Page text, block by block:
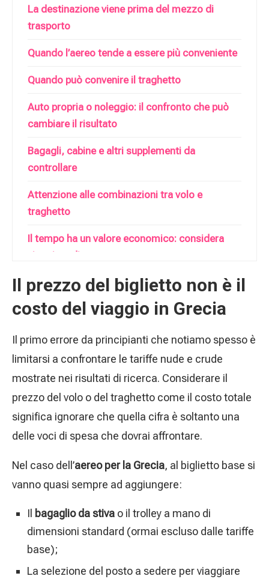
La destinazione viene prima del mezzo di
trasporto
Quando l’aereo tende a essere più conveniente
Quando può convenire il traghetto
Auto propria o noleggio: il confronto che può
cambiare il risultato
Bagagli, cabine e altri supplementi da
controllare
Attenzione alle combinazioni tra volo e
traghetto
Il tempo ha un valore economico: considera
viaggiare di notte
Come confrontare aereo e traghetto in modo
Quindi, per andare in vacanza in Grecia,
Il prezzo del biglietto non è il
costo del viaggio in Grecia
Il primo errore da principianti che notiamo spesso è
limitarsi a confrontare le tariffe nude e crude
mostrate nei risultati di ricerca. Considerare il
prezzo del volo o del traghetto come il costo totale
significa ignorare che quella cifra è soltanto una
delle voci di spesa che dovrai affrontare.
Nel caso dell’aereo per la Grecia, al biglietto base si
vanno quasi sempre ad aggiungere:
Il bagaglio da stiva o il trolley a mano di
dimensioni standard (ormai escluso dalle tariffe
base);
La selezione del posto a sedere per viaggiare